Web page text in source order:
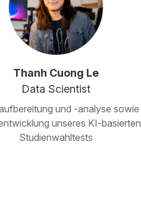
Thanh Cuong Le
Data Scientist
und -analyse sowie
unseres KI-basierten
Studienwahltests